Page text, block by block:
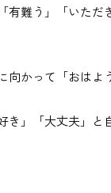
有難う」「いた
向かって「おはよ
き」「大丈夫」